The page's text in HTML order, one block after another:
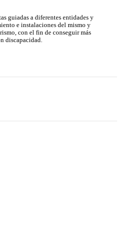
guiadas a diferentes entidades y
e instalaciones del mismo y
con el fin de conseguir más
discapacidad.